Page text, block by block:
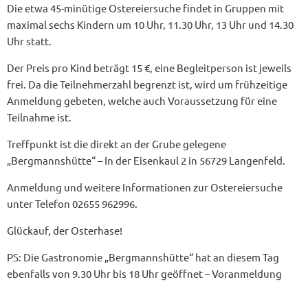
Die etwa 45-minütige Ostereiersuche findet in Gruppen mit
maximal sechs Kindern um 10 Uhr, 11.30 Uhr, 13 Uhr und 14.30
Uhr statt.
Der Preis pro Kind beträgt 15 €, eine Begleitperson ist jeweils
frei. Da die Teilnehmerzahl begrenzt ist, wird um frühzeitige
Anmeldung gebeten, welche auch Voraussetzung für eine
Teilnahme ist.
Treffpunkt ist die direkt an der Grube gelegene
„Bergmannshütte“ – In der Eisenkaul 2 in 56729 Langenfeld.
Anmeldung und weitere Informationen zur Ostereiersuche
unter Telefon 02655 962996.
Glückauf, der Osterhase!
PS: Die Gastronomie „Bergmannshütte“ hat an diesem Tag
ebenfalls von 9.30 Uhr bis 18 Uhr geöffnet – Voranmeldung